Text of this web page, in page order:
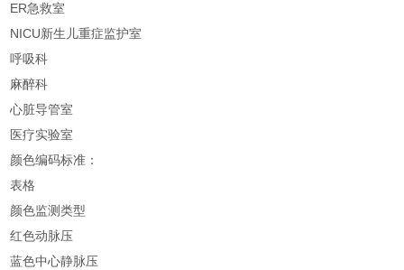
ER急救室
NICU新生儿重症监护室
呼吸科
麻醉科
心脏导管室
医疗实验室
颜色编码标准：
表格
颜色监测类型
红色动脉压
蓝色中心静脉压